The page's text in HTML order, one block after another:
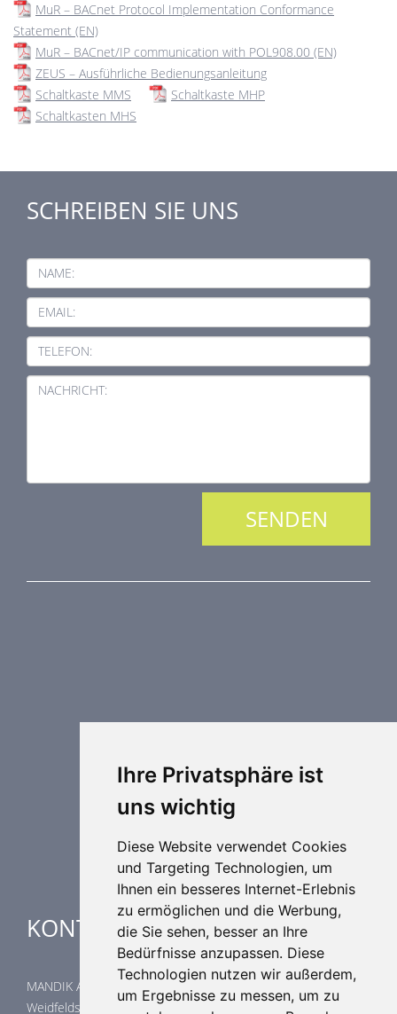
Ihre Privatsphäre ist
uns wichtig
Diese Website verwendet Cookies
und Targeting Technologien, um
Ihnen ein besseres Internet-Erlebnis
zu ermöglichen und die Werbung,
die Sie sehen, besser an Ihre
Bedürfnisse anzupassen. Diese
Technologien nutzen wir außerdem,
um Ergebnisse zu messen, um zu
MuR – BACnet Protocol Implementation Conformance
Statement (EN)
MuR – BACnet/IP communication with POL908.00 (EN)
ZEUS – Ausführliche Bedienungsanleitung
Schaltkaste MMS
Schaltkaste MHP
Schaltkasten MHS
SCHREIBEN SIE UNS
NAME:
EMAIL:
TELEFON:
NACHRICHT:
Regelungstechnik
Weitere Elemente Lufttechnik
Industrielle heizung und kühlung
KONTAKTE
MANDIK Austria GmbH
Weidfeldstraße 117/1/14